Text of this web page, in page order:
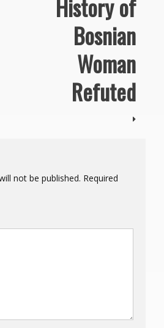
History of
Bosnian
Woman
Refuted
not be published. Required